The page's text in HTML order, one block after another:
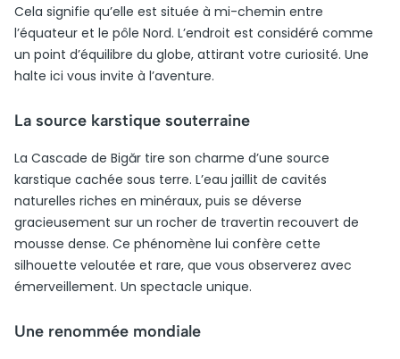
Cela signifie qu’elle est située à mi-chemin entre
l’équateur et le pôle Nord. L’endroit est considéré comme
un point d’équilibre du globe, attirant votre curiosité. Une
halte ici vous invite à l’aventure.
La source karstique souterraine
La Cascade de Bigăr tire son charme d’une source
karstique cachée sous terre. L’eau jaillit de cavités
naturelles riches en minéraux, puis se déverse
gracieusement sur un rocher de travertin recouvert de
mousse dense. Ce phénomène lui confère cette
silhouette veloutée et rare, que vous observerez avec
émerveillement. Un spectacle unique.
Une renommée mondiale